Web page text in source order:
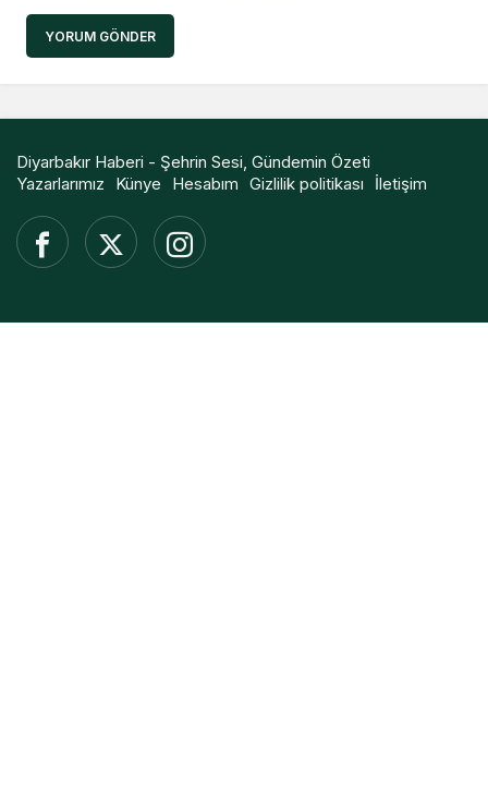
YORUM GÖNDER
Diyarbakır Haberi - Şehrin Sesi, Gündemin Özeti
Yazarlarımız
Künye Hesabım Gizlilik politikası İletişim